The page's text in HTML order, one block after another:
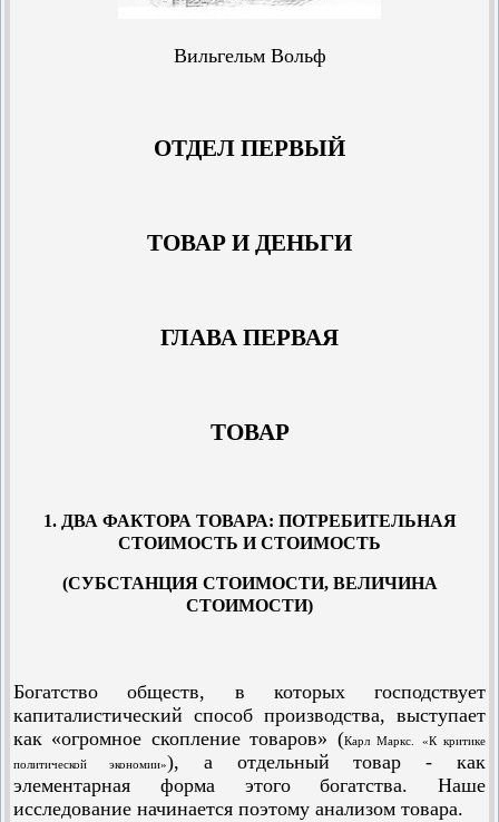
Вильгельм Вольф
ОТДЕЛ ПЕРВЫЙ
ТОВАР И ДЕНЬГИ
ГЛАВА ПЕРВАЯ
ТОВАР
1. ДВА ФАКТОРА ТОВАРА: ПОТРЕБИТЕЛЬНАЯ
СТОИМОСТЬ И СТОИМОСТЬ
(СУБСТАНЦИЯ СТОИМОСТИ, ВЕЛИЧИНА
СТОИМОСТИ)
Богатство обществ, в которых господствует
капиталистический способ производства, выступает
как «огромное скопление товаров» (Карл Маркс. «К критике
политической экономии»), а отдельный товар - как
элементарная форма этого богатства. Наше
исследование начинается поэтому анализом товара.